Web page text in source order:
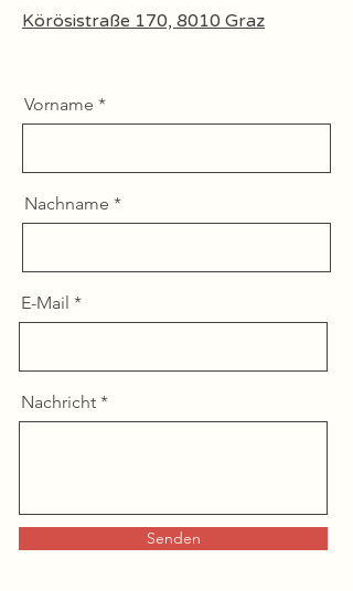
Körösistraße 170, 8010 Graz
Vorname
Nachname
E-Mail
Nachricht
Senden